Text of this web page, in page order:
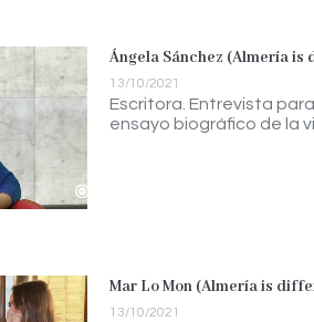
Ángela Sánchez (Almería
13/10/2021
Escritora. Entrevista
ensayo biográfico de la
Mar Lo Mon (Almería is
13/10/2021